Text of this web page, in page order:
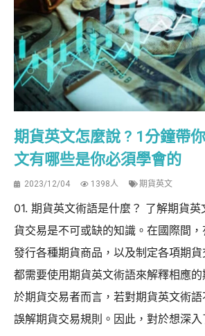
期貨英文怎麼說 ? 1分鐘帶
文有哪些是你必須學會的
2023/12/04 1398人 期貨英文
01. 期貨英文術語是什麼？ 了解期貨英
貨交易是不可或缺的知識。在國際間
發行各種期貨商品，以及制定各項期
都需要使用期貨英文術語來解釋相應
於期貨交易者而言，若對期貨英文術
誤解期貨交易規則。因此，對於想深入